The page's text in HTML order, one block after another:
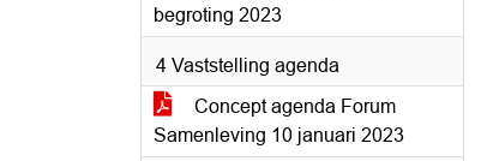
begroting 2023
4 Vaststelling agenda
Concept agenda Forum
Samenleving 10 januari 2023